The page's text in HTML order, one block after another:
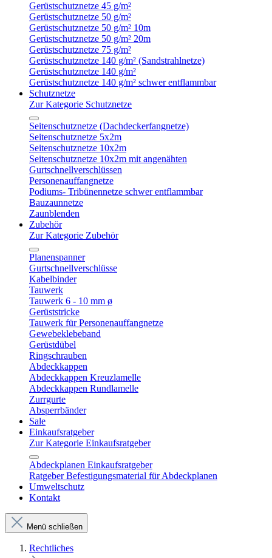
Gerüstschutznetze 45 g/m²
Gerüstschutznetze 50 g/m²
Gerüstschutznetze 50 g/m² 10m
Gerüstschutznetze 50 g/m² 20m
Gerüstschutznetze 75 g/m²
Gerüstschutznetze 140 g/m² (Sandstrahlnetze)
Gerüstschutznetze 140 g/m²
Gerüstschutznetze 140 g/m² schwer entflammbar
Schutznetze
Zur Kategorie Schutznetze
Seitenschutznetze (Dachdeckerfangnetze)
Seitenschutznetze 5x2m
Seitenschutznetze 10x2m
Seitenschutznetze 10x2m mit angenähten
Gurtschnellverschlüssen
Personenauffangnetze
Podiums- Tribünennetze schwer entflammbar
Bauzaunnetze
Zaunblenden
Zubehör
Zur Kategorie Zubehör
Planenspanner
Gurtschnellverschlüsse
Kabelbinder
Tauwerk
Tauwerk 6 - 10 mm ø
Gerüststricke
Tauwerk für Personenauffangnetze
Gewebeklebeband
Gerüstdübel
Ringschrauben
Abdeckkappen
Abdeckkappen Kreuzlamelle
Abdeckkappen Rundlamelle
Zurrgurte
Absperrbänder
Sale
Einkaufsratgeber
Zur Kategorie Einkaufsratgeber
Abdeckplanen Einkaufsratgeber
Ratgeber Befestigungsmaterial für Abdeckplanen
Umweltschutz
Kontakt
Menü schließen
Rechtliches